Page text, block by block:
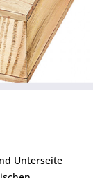
Unterseite